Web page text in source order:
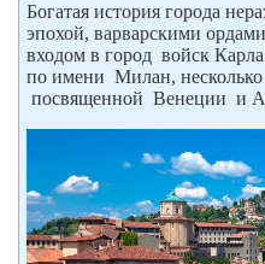
Богатая история города
эпохой, варварскими
входом в город войск
по имени Милан,
посвященной Венеции и